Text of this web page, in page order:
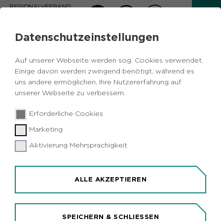
Datenschutzeinstellungen
Auf unserer Webseite werden sog. Cookies verwendet.
Einige davon werden zwingend benötigt, während es
uns andere ermöglichen, Ihre Nutzererfahrung auf
unserer Webseite zu verbessern.
Erforderliche Cookies
Marketing
Aktivierung Mehrsprachigkeit
ALLE AKZEPTIEREN
SPEICHERN & SCHLIESSEN
VOLME IN HAGEN
VOM HARKORTSEE BIS ZUM
Die Stadt Hagen beabsichtigt in Kooperation mit
dem Regionalverband Ruhr (RVR) die Lücke im
Verlauf des Ruhrtalradweges auf der Südseite der
schließen.
Radwegebrücke über die Volme zu bauen.